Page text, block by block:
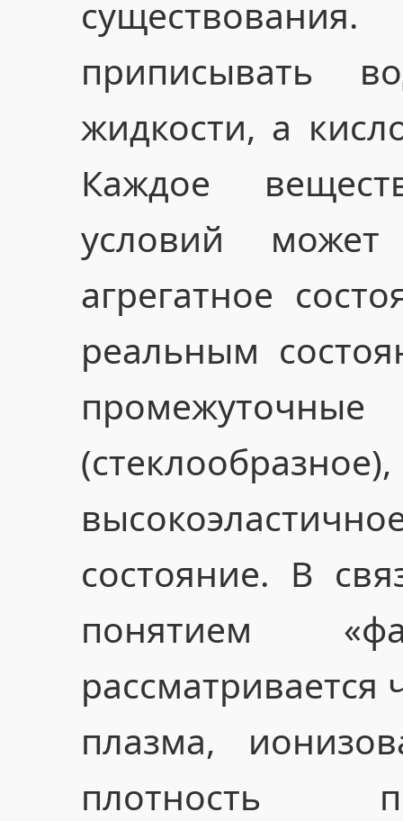
приписывать
жидкости, а
Каждое
условий
агрегатное
реальным
состояние. В
понятием
рассматривается
плазма,
плотность